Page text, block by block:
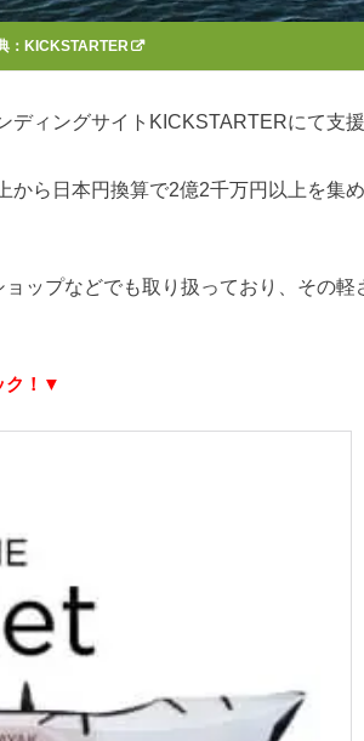
：KICKSTARTER
ディングサイトKICKSTARTERにて支
ら日本円換算で2億2千万円以上を集
ップなどでも取り扱っており、その軽
ク！▼